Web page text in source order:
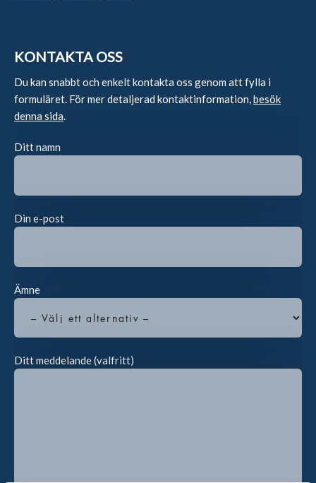
KONTAKTA OSS
Du kan snabbt och enkelt kontakta oss genom att fylla i
formuläret. För mer detaljerad kontaktinformation,besök
denna sida.
Ditt namn
Din e-post
Ämne
Ditt meddelande (valfritt)